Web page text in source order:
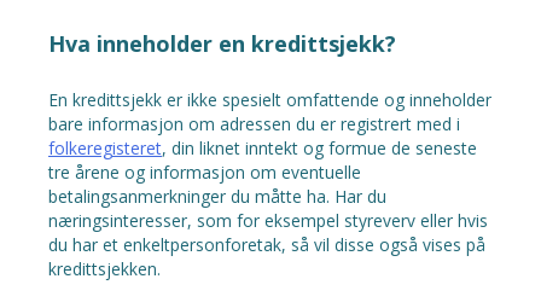
Hva inneholder en kredittsjekk?
En kredittsjekk er ikke spesielt omfattende og inneholder
bare informasjon om adressen du er registrert med i
folkeregisteret, din liknet inntekt og formue de seneste
tre årene og informasjon om eventuelle
betalingsanmerkninger du måtte ha. Har du
næringsinteresser, som for eksempel styreverv eller hvis
du har et enkeltpersonforetak, så vil disse også vises på
kredittsjekken.